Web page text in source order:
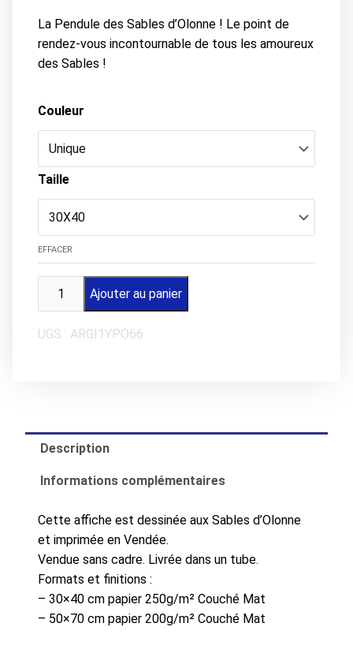
La Pendule des Sables d’Olonne ! Le point de
rendez-vous incontournable de tous les amoureux
des Sables !
Couleur
Taille
EFFACER
quantité
Ajouter au panier
UGS : ARGI1YPO66
Description
Informations complémentaires
Cette affiche est dessinée aux Sables d’Olonne
et imprimée en Vendée.
Vendue sans cadre. Livrée dans un tube.
Formats et finitions :
– 30×40 cm papier 250g/m² Couché Mat
– 50×70 cm papier 200g/m² Couché Mat